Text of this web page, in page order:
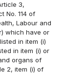
3,
No. 114 of
Labour and
which have or
in item (i)
in item (i) or
organs of
2, item (i) of